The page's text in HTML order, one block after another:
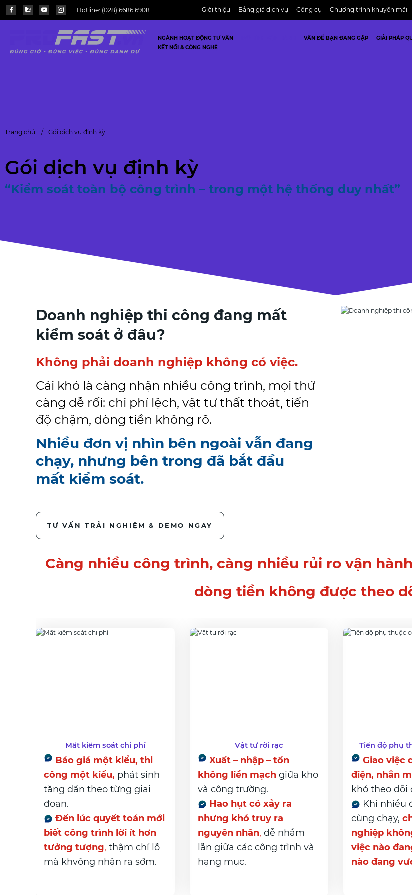
Hotline: (028) 6686 6908 Giới thiệu Bảng giá dịch vụ Công cụ Chương trình khuyến mãi
NGÀNH HOẠT ĐỘNG TƯ VẤN VẤN ĐỀ BẠN ĐANG GẶP GIẢI PHÁP
KẾT NỐI & CÔNG NGHỆ
Trang chủ Gói dịch vụ định kỳ
Gói dịch vụ định kỳ
“Kiểm soát toàn bộ công trình – trong một hệ thống duy nhất”
Doanh nghiệp thi công đang mất
kiểm soát ở đâu?
Không phải doanh nghiệp không có việc.
Cái khó là càng nhận nhiều công trình, mọi thứ
càng dễ rối: chi phí lệch, vật tư thất thoát, tiến
độ chậm, dòng tiền không rõ.
Nhiều đơn vị nhìn bên ngoài vẫn đang
chạy, nhưng bên trong đã bắt đầu
mất kiểm soát.
TƯ VẤN TRẢI NGHIỆM & DEMO NGAY
Càng nhiều công trình, càng nhiều rủi ro vận
dòng tiền không được theo
Mất kiểm soát chi phí
Báo giá một kiểu, thi
công một kiểu, phát sinh
tăng dần theo từng giai
đoạn.
Đến lúc quyết toán mới
biết công trình lời ít hơn
tưởng tượng, thậm chí lỗ
mà khvông nhận ra sớm.
Vật tư rời rạc
Xuất – nhập – tồn
không liền mạchgiữa kho
và công trường.
Hao hụt có xảy ra
nhưng khó truy ra
nguyên nhân, dễ nhầm
lẫn giữa các công trình và
hạng mục.
Tiến độ phụ
Giao việc
điện, nhắn
khó theo dõi
Khi nhiều
cùng chạy,
nghiệp
việc nào
nào đang